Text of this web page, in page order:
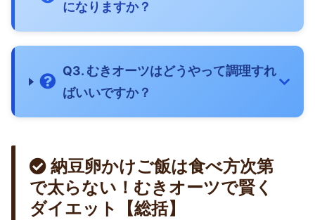
になりますか？
Q3. むきオーツはどうやって調理すれ
ばいいですか？
納豆卵かけご飯は食べ方次第
で太らない！むきオーツで賢く
ダイエット【総括】